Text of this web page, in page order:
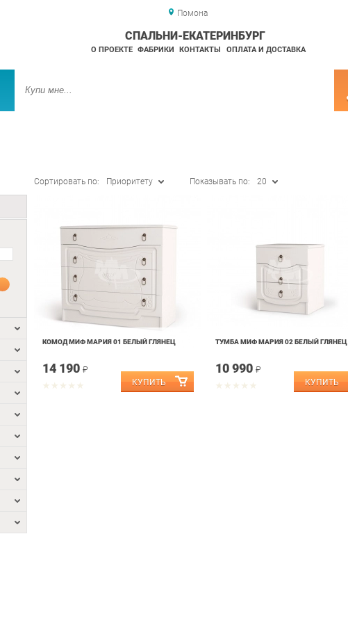
Помона
СПАЛЬНИ-ЕКАТЕРИНБУРГ
О ПРОЕКТЕ ФАБРИКИ КОНТАКТЫ ОПЛАТА И ДОСТАВКА
Сортировать по: Приоритету Показывать по: 20
КОМОД МИФ МАРИЯ 01 БЕЛЫЙ ГЛЯНЕЦ
14 190 ₽
ТУМБА МИФ МАРИЯ 02 БЕЛЫЙ ГЛЯНЕЦ
10 990 ₽